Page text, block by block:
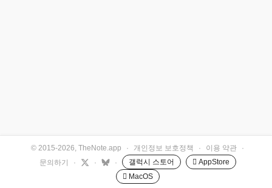
© 2015-2026, TheNote.app · 개인정보 보호정책 · 이용 약관
·
문의하기
· · · 갤럭시 스토어
 AppStore
 MacOS